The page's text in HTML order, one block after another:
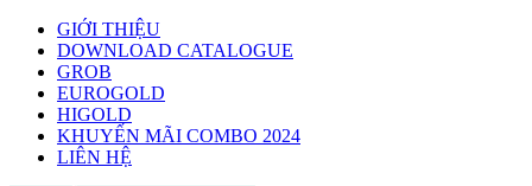
Skip
content
GIỚI THIỆU
DOWNLOAD CATALOGUE
GROB
EUROGOLD
HIGOLD
KHUYẾN MÃI COMBO 2024
LIÊN HỆ